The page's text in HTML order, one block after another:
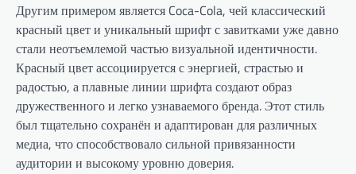
Другим примером является Coca-Cola, чей классический
красный цвет и уникальный шрифт с завитками уже давно
стали неотъемлемой частью визуальной идентичности.
Красный цвет ассоциируется с энергией, страстью и
радостью, а плавные линии шрифта создают образ
дружественного и легко узнаваемого бренда. Этот стиль
был тщательно сохранён и адаптирован для различных
медиа, что способствовало сильной привязанности
аудитории и высокому уровню доверия.